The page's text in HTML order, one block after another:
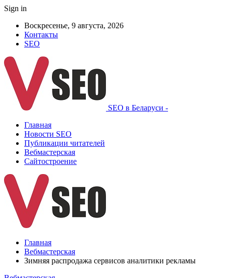
Sign in
Воскресенье, 9 августа, 2026
Контакты
SEO
SEO в Беларуси -
Главная
Новости SEO
Публикации читателей
Вебмастерская
Сайтостроение
Главная
Вебмастерская
Зимняя распродажа сервисов аналитики рекламы